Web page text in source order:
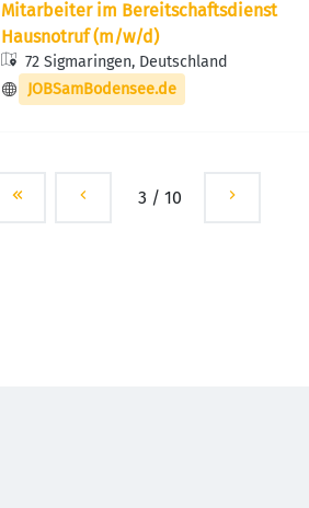
Mitarbeiter im Bereitschaftsdienst
Hausnotruf (m/w/d)
72 Sigmaringen, Deutschland
JOBSamBodensee.de
3 / 10